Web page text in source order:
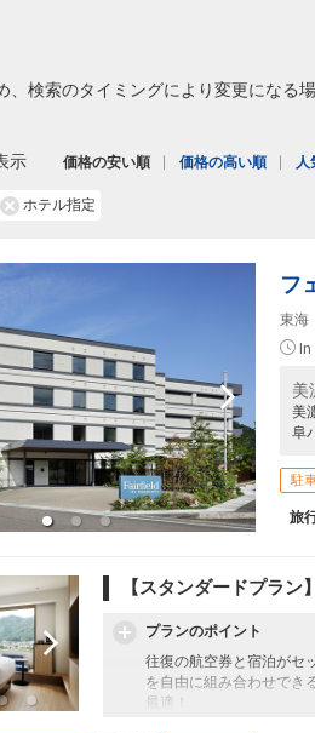
検索のタイミングにより変更になる
ホテル指定
示 価格の安い順 価格の高い順 人
フ
東海
In
美
美
阜
駐
旅
【スタンダードプラン
プランのポイント
往復の航空券と宿泊がセ
を自由に組み合わせでき
最適！